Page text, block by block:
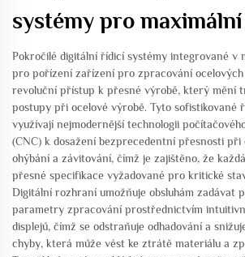
systémy pro
Pokročilé digitální řídicí systémy integrované v
pro pořízení zařízení pro zpracování
revoluční přístup k přesné výrobě, který mění
postupy při ocelové výrobě. Tyto sofistikované
využívají nejmodernější technologii
(CNC) k dosažení bezprecedentní přesnosti
ohýbání a závitování, čímž je zajištěno, že
přesné specifikace vyžadované pro kritické
Digitální rozhraní umožňuje obsluhám zadávat
parametry zpracování prostřednictvím
displejů, čímž se odstraňuje odhadování a
chyby, která může vést ke ztrátě materiálu a